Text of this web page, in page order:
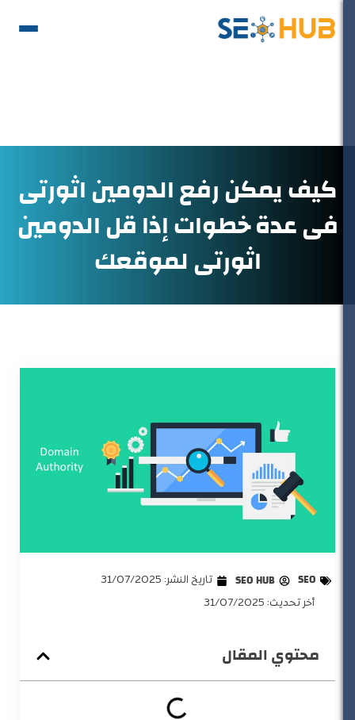
كيف يمكن رفع الدومين اثورتى
فى عدة خطوات إذا قل الدومين
اثورتى لموقعك
SEO
SEO HUB تاريخ النشر:31/07/2025
أخر تحديث: 31/07/2025
محتوي المقال